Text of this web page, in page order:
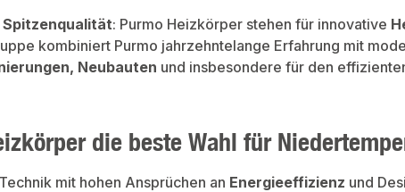
: Purmo Heizkörper stehen für innovative
kombiniert Purmo jahrzehntelange Erfahrung mit
Neubauten und insbesondere für den
die beste Wahl für
mit hohen Ansprüchen an Energieeffizienz und